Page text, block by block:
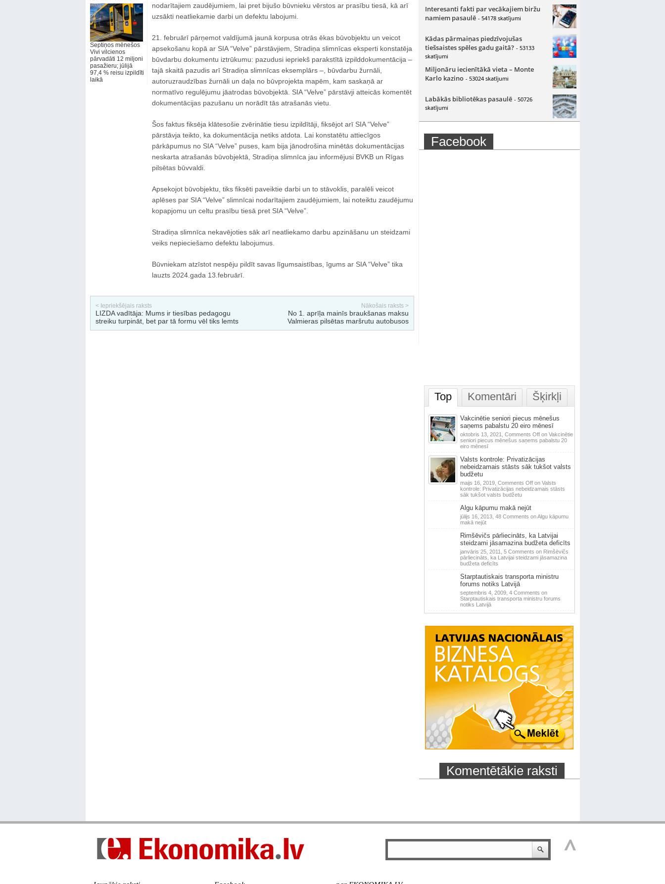
Septiņos mēnešos
Vivi vilcienos
pārvadāti 12 miljoni
pasažieru; jūlijā
97,4 % reisu izpildīti
laikā
nodarītajiem zaudējumiem, lai pret bijušo būvnieku vērstos ar prasību tiesā, kā arī
uzsākti neatliekamie darbi un defektu labojumi.
21. februārī pārņemot valdījumā jaunā korpusa otrās ēkas būvobjektu un veicot
apsekošanu kopā ar SIA “Velve” pārstāvjiem, Stradiņa slimnīcas eksperti konstatēja
būvdarbu dokumentu iztrūkumu: pazudusi iepriekš parakstītā izpilddokumentācija –
tajā skaitā pazudis arī Stradiņa slimnīcas eksemplārs –, būvdarbu žurnāli,
autoruzraudzības žurnāli un daļa no būvprojekta mapēm, kam saskaņā ar
normatīvo regulējumu jāatrodas būvobjektā. SIA “Velve” pārstāvji atteicās komentēt
dokumentācijas pazušanu un norādīt tās atrašanās vietu.
Šos faktus fiksēja klātesošie zvērinātie tiesu izpildītāji, fiksējot arī SIA “Velve”
pārstāvja teikto, ka dokumentācija netiks atdota. Lai konstatētu attiecīgos
pārkāpumus no SIA “Velve” puses, kam bija jānodrošina minētās dokumentācijas
neskarta atrašanās būvobjektā, Stradiņa slimnīca jau informējusi BVKB un Rīgas
pilsētas būvvaldi.
Apsekojot būvobjektu, tiks fiksēti paveiktie darbi un to stāvoklis, paralēli veicot
aplēses par SIA “Velve” slimnīcai nodarītajiem zaudējumiem, lai noteiktu zaudējumu
kopapjomu un celtu prasību tiesā pret SIA “Velve”.
Stradiņa slimnīca nekavējoties sāk arī neatliekamo darbu apzināšanu un steidzami
veiks nepieciešamo defektu labojumus.
Būvniekam atzīstot nespēju pildīt savas līgumsaistības, īgums ar SIA “Velve” tika
lauzts 2024.gada 13.februārī.
< Iepriekšējais raksts
LIZDA vadītāja: Mums ir tiesības pedagogu
streiku turpināt, bet par tā formu vēl tiks lemts
Nākošais raksts >
No 1. aprīļa mainīs braukšanas maksu
Valmieras pilsētas maršrutu autobusos
Interesanti fakti par vecākajiem biržu
namiem pasaulē - 54178 skatījumi
Kādas pārmaiņas piedzīvojušas
tiešsaistes spēles gadu gaitā? - 53133
skatījumi
Miljonāru iecienītākā vieta – Monte
Karlo kazino - 53024 skatījumi
Labākās bibliotēkas pasaulē - 50726
skatījumi
Facebook
Top Komentāri Šķirkļi
Vakcinētie seniori piecus mēnešus
saņems pabalstu 20 eiro mēnesī
oktobris 13, 2021, Comments Offon Vakcinētie
seniori piecus mēnešus saņems pabalstu 20
eiro mēnesī
Valsts kontrole: Privatizācijas
nebeidzamais stāsts sāk tukšot valsts
budžetu
maijs 16, 2019, Comments Offon Valsts
kontrole: Privatizācijas nebeidzamais stāsts
sāk tukšot valsts budžetu
Algu kāpumu makā nejūt
jūlijs 16, 2013, 48 Comments on Algu kāpumu
makā nejūt
Rimšēvičs pārliecināts, ka Latvijai
steidzami jāsamazina budžeta deficīts
janvāris 25, 2011, 5 Comments on Rimšēvičs
pārliecināts, ka Latvijai steidzami jāsamazina
budžeta deficīts
Starptautiskais transporta ministru
forums notiks Latvijā
septembris 4, 2009, 4 Comments on
Starptautiskais transporta ministru forums
notiks Latvijā
Komentētākie raksti